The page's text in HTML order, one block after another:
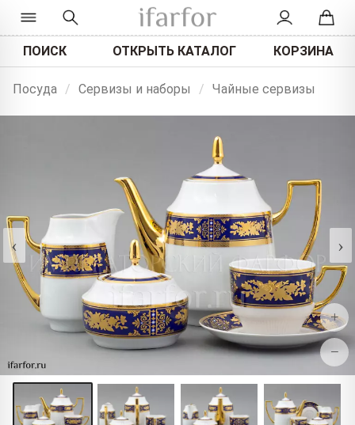
ПОИСК ОТКРЫТЬ КАТАЛОГ КОРЗИНА
Посуда / Сервизы и наборы / Чайные сервизы
‹ ›
+
−